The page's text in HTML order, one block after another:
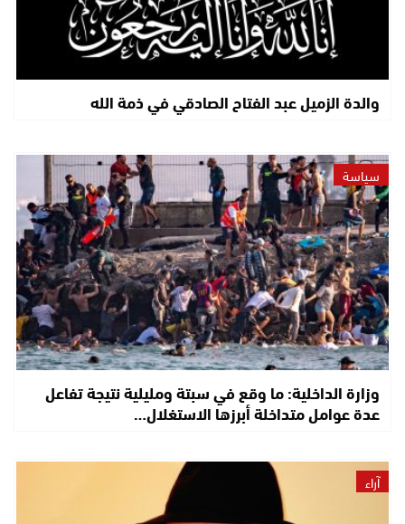
والدة الزميل عبد الفتاح الصادقي في ذمة الله
سياسة
وزارة الداخلية: ما وقع في سبتة ومليلية نتيجة تفاعل
عدة عوامل متداخلة أبرزها الاستغلال…
آراء